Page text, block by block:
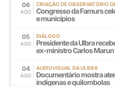
06
AGO
CRIAÇÃO DE OBSERVATÓRIO
Congresso da Famurs
e municípios
05
AGO
DIÁLOGO
Presidente da Ulbra
ex-ministro Carlos Marun
04
AGO
AUDIOVISUAL DA ULBRA
Documentário mostra
indígenas e quilombolas